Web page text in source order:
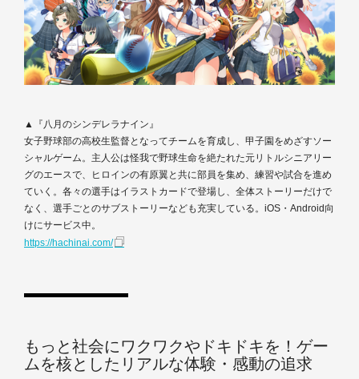
▲『八月のシンデレラナイン』
女子野球部の高校生監督となってチームを育成し、甲子園をめざすソー
シャルゲーム。主人公は怪我で野球生命を絶たれた元リトルシニアリー
グのエースで、ヒロインの有原翼と共に部員を集め、練習や試合を進め
ていく。各々の選手はイラストカードで登場し、全体ストーリーだけで
なく、選手ごとのサブストーリーなども充実している。iOS・Android向
けにサービス中。
https://hachinai.com/
もっと社会にワクワクやドキドキを！ゲー
ムを核としたリアルな体験・感動の追求